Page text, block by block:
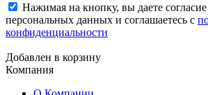
Нажимая на кнопку, вы даете
персональных данных и соглашаетесь с
конфиденциальности
Добавлен в корзину
Компания